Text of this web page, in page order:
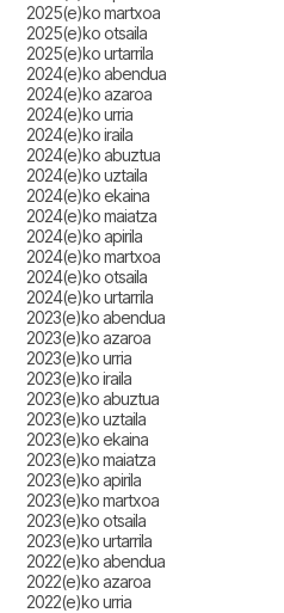
2025(e)ko martxoa
2025(e)ko otsaila
2025(e)ko urtarrila
2024(e)ko abendua
2024(e)ko azaroa
2024(e)ko urria
2024(e)ko iraila
2024(e)ko abuztua
2024(e)ko uztaila
2024(e)ko ekaina
2024(e)ko maiatza
2024(e)ko apirila
2024(e)ko martxoa
2024(e)ko otsaila
2024(e)ko urtarrila
2023(e)ko abendua
2023(e)ko azaroa
2023(e)ko urria
2023(e)ko iraila
2023(e)ko abuztua
2023(e)ko uztaila
2023(e)ko ekaina
2023(e)ko maiatza
2023(e)ko apirila
2023(e)ko martxoa
2023(e)ko otsaila
2023(e)ko urtarrila
2022(e)ko abendua
2022(e)ko azaroa
2022(e)ko urria